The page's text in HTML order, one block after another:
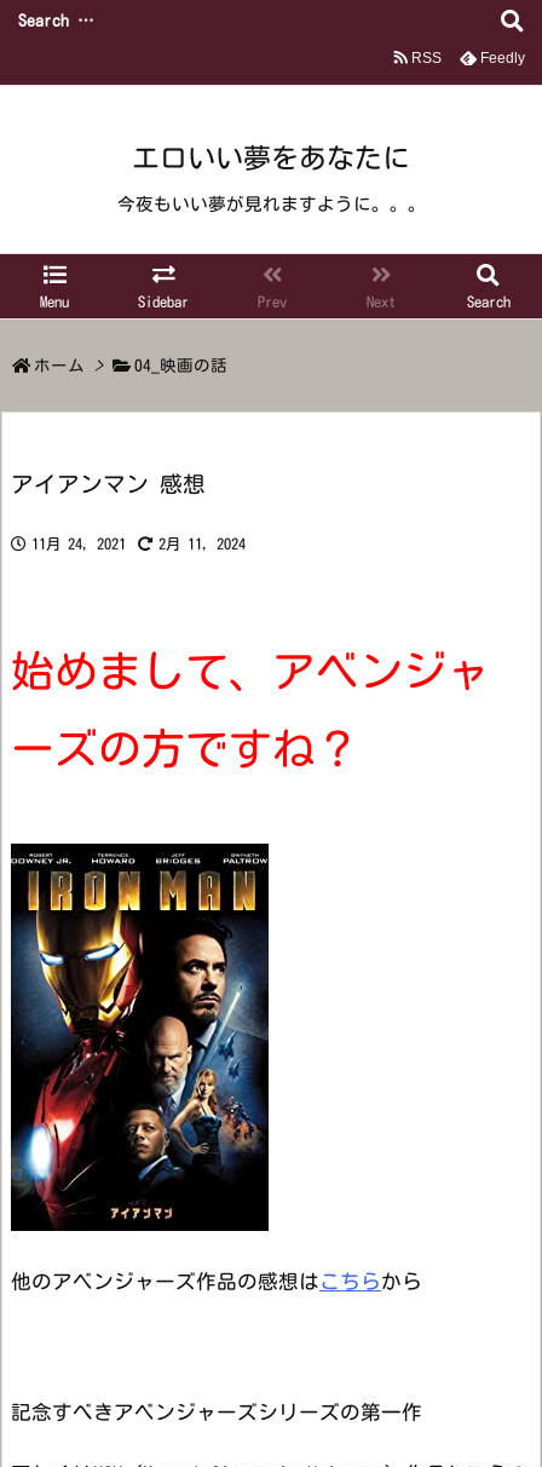
エロいい夢をあなたに
今夜もいい夢が見れますように。。。
Menu Sidebar Prev Next Search
RSS Feedly
ホーム > 04_映画の話
アイアンマン 感想
11月 24, 2021 2月 11, 2024
始めまして、アベンジャ
ーズの方ですね？
他のアベンジャーズ作品の感想はこちらから
記念すべきアベンジャーズシリーズの第一作